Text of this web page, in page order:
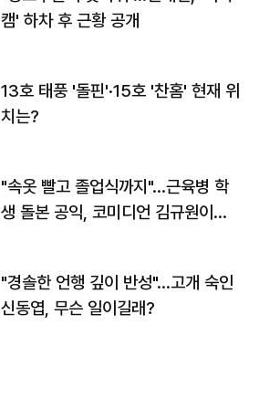
캠' 하차 후 근황 공개
13호 태풍 '돌핀'·15호 '찬홈' 현재 위
치는?
"속옷 빨고 졸업식까지"…근육병 학
생 돌본 공익, 코미디언 김규원이었
"경솔한 언행 깊이 반성"…고개 숙인
신동엽, 무슨 일이길래?